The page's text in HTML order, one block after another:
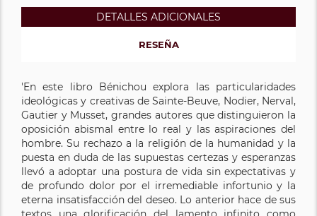
DETALLES ADICIONALES
RESEÑA
'En este libro Bénichou explora las particularidades
ideológicas y creativas de Sainte-Beuve, Nodier, Nerval,
Gautier y Musset, grandes autores que distinguieron la
oposición abismal entre lo real y las aspiraciones del
hombre. Su rechazo a la religión de la humanidad y la
puesta en duda de las supuestas certezas y esperanzas
llevó a adoptar una postura de vida sin expectativas y
de profundo dolor por el irremediable infortunio y la
eterna insatisfacción del deseo. Lo anterior hace de sus